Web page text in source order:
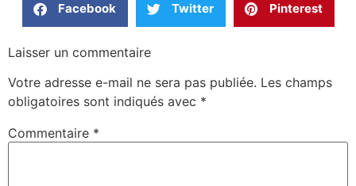
Facebook Twitter Pinterest
Laisser un commentaire
Votre adresse e-mail ne sera pas publiée. Les champs
obligatoires sont indiqués avec *
Commentaire *